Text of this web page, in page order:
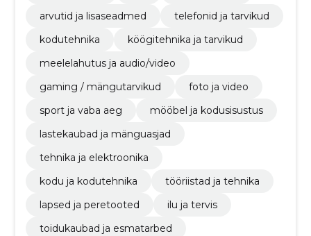
arvutid ja lisaseadmed
telefonid ja tarvikud
kodutehnika
köögitehnika ja tarvikud
meelelahutus ja audio/video
gaming / mängutarvikud
foto ja video
sport ja vaba aeg
mööbel ja kodusisustus
lastekaubad ja mänguasjad
tehnika ja elektroonika
kodu ja kodutehnika
tööriistad ja tehnika
lapsed ja peretooted
ilu ja tervis
toidukaubad ja esmatarbed